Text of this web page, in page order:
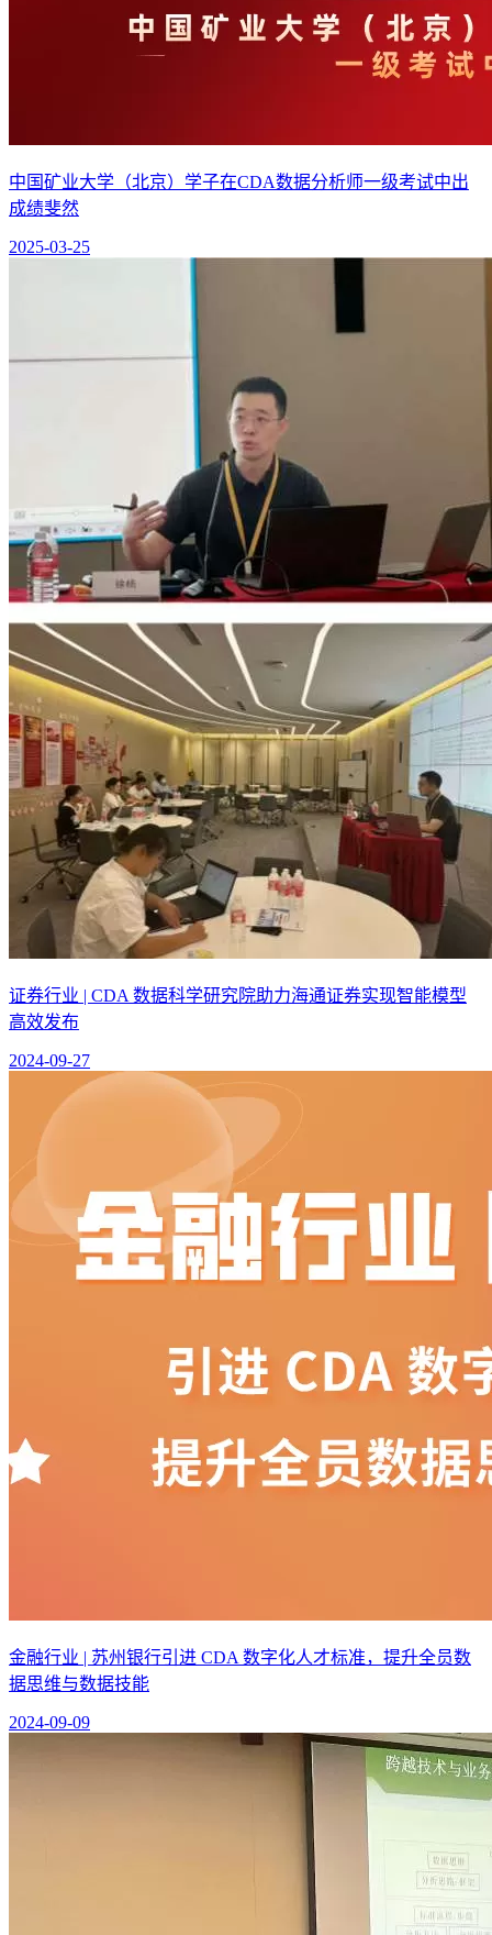
中国矿业大学（北京）学子在CDA数据分析师一级考试中出
成绩斐然
2025-03-25
证券行业 | CDA 数据科学研究院助力海通证券实现智能模型
高效发布
2024-09-27
金融行业 | 苏州银行引进 CDA 数字化人才标准，提升全员数
据思维与数据技能
2024-09-09